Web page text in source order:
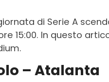
di Serie A
15:00. In questo
– Atalanta